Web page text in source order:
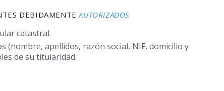
DEBIDAMENTEAUTORIZADOS
catastral.
(nombre, apellidos, razón social, NIF, domicilio y
de su titularidad.